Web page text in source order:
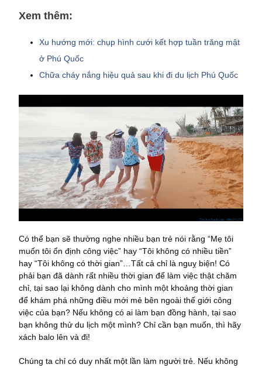
Xem thêm:
Xu hướng mới: chụp hình cưới kết hợp tuần trăng mật
ở Phú Quốc
Chữa cháy nắng hiệu quả sau khi đi du lịch Phú Quốc
Có thể bạn sẽ thường nghe nhiều bạn trẻ nói rằng “Mẹ tôi
muốn tôi ổn định công việc” hay “Tôi không có nhiều tiền”
hay “Tôi không có thời gian”…Tất cả chỉ là nguỵ biện! Có
phải bạn đã dành rất nhiều thời gian để làm việc thật chăm
chỉ, tại sao lại không dành cho mình một khoảng thời gian
để khám phá những điều mới mẻ bên ngoài thế giới công
việc của bạn? Nếu không có ai làm bạn đồng hành, tại sao
bạn không thử du lịch một mình? Chỉ cần bạn muốn, thì hãy
xách balo lên và đi!
Chúng ta chỉ có duy nhất một lần làm người trẻ. Nếu không